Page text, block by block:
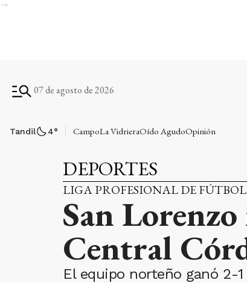
Ads
07 de agosto de 2026
Tandil 4° CampoLa VidrieraOído AgudoOpinión
DEPORTES
LIGA PROFESIONAL DE FÚTBOL
San
Central
El equipo norteño ganó 2-